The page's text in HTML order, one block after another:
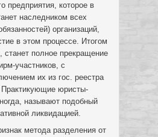
предприятия, которое в
наследником всех
организаций,
в этом процессе. Итогом
станет полное прекращение
участников, с
их из гос. реестра
юристы-
называют подобный
ликвидацией.
метода разделения от